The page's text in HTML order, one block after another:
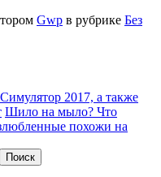
Gwp в рубрике Без
2017, а также
Шило на мыло? Что
похожи на